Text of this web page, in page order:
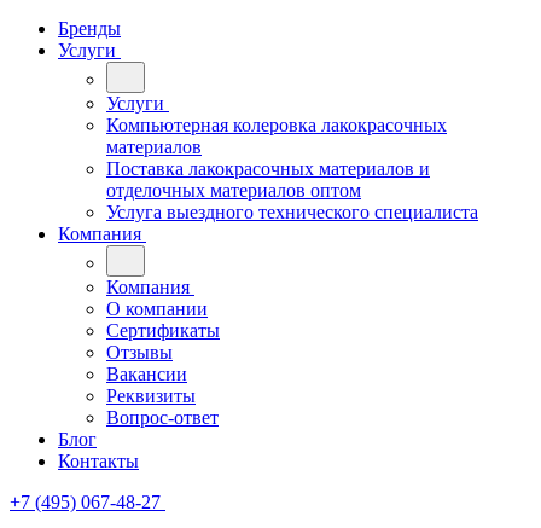
Бренды
Услуги
Услуги
Компьютерная колеровка лакокрасочных
материалов
Поставка лакокрасочных материалов и
отделочных материалов оптом
Услуга выездного технического специалиста
Компания
Компания
О компании
Сертификаты
Отзывы
Вакансии
Реквизиты
Вопрос-ответ
Блог
Контакты
+7 (495) 067-48-27